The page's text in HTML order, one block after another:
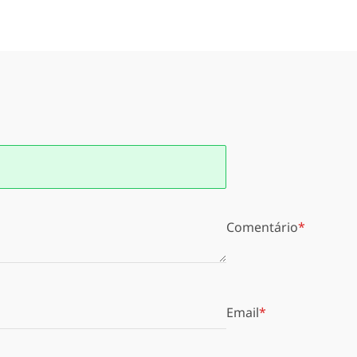
Comentário
Email